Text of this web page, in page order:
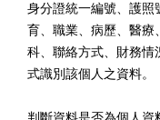
身分證統一編號、護照
育、職業、病歷、醫療
科、聯絡方式、財務情
式識別該個人之資料。